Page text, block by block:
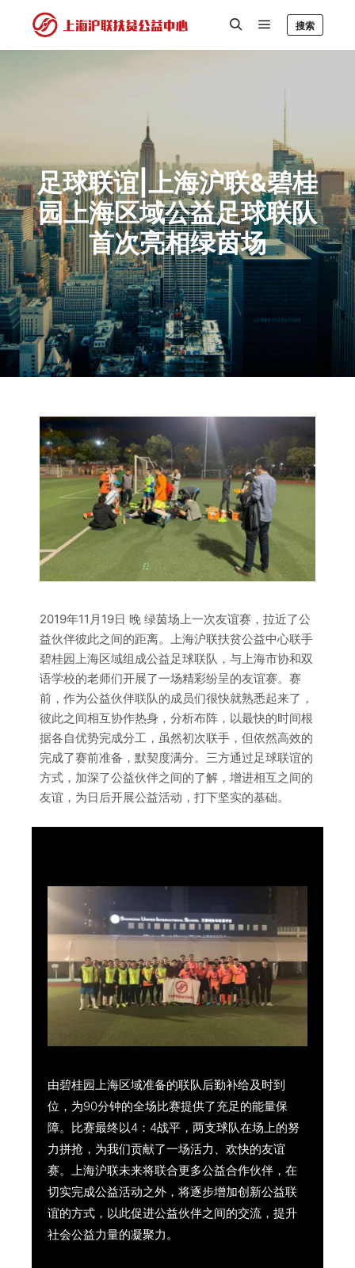
搜索
足球联谊|上海沪联&碧桂
园上海区域公益足球联队
首次亮相绿茵场​
2019年11月19日 晚 绿茵场上一次友谊赛，拉近了公
益伙伴彼此之间的距离。上海沪联扶贫公益中心联手
碧桂园上海区域组成公益足球联队，与上海市协和双
语学校的老师们开展了一场精彩纷呈的友谊赛。赛
前，作为公益伙伴联队的成员们很快就熟悉起来了，
彼此之间相互协作热身，分析布阵，以最快的时间根
据各自优势完成分工，虽然初次联手，但依然高效的
完成了赛前准备，默契度满分。三方通过足球联谊的
方式，加深了公益伙伴之间的了解，增进相互之间的
友谊，为日后开展公益活动，打下坚实的基础。
由碧桂园上海区域准备的联队后勤补给及时到
位，为90分钟的全场比赛提供了充足的能量保
障。比赛最终以4：4战平，两支球队在场上的努
力拼抢，为我们贡献了一场活力、欢快的友谊
赛。上海沪联未来将联合更多公益合作伙伴，在
切实完成公益活动之外，将逐步增加创新公益联
谊的方式，以此促进公益伙伴之间的交流，提升
社会公益力量的凝聚力。